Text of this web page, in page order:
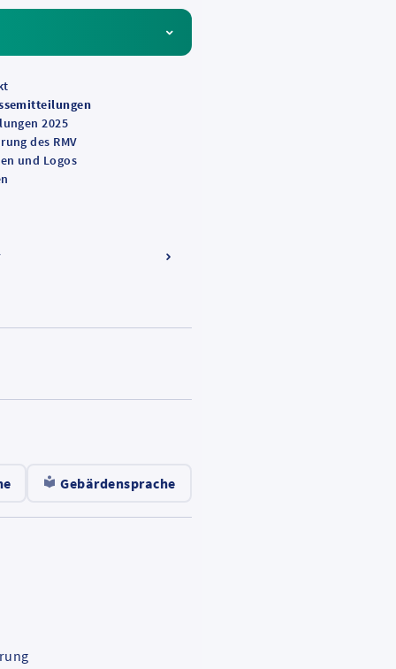
2025
des RMV
und Logos
Gebärdensprache